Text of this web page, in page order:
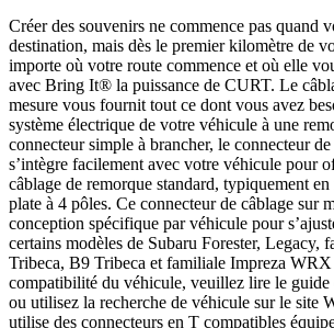
Créer des souvenirs ne commence pas quand
destination, mais dès le premier kilomètre de
importe où votre route commence et où elle
avec Bring It® la puissance de CURT. Le
mesure vous fournit tout ce dont vous avez
système électrique de votre véhicule à une
connecteur simple à brancher, le connecteur
s’intègre facilement avec votre véhicule pour
câblage de remorque standard, typiquement
plate à 4 pôles. Ce connecteur de câblage sur
conception spécifique par véhicule pour
certains modèles de Subaru Forester, Legacy,
Tribeca, B9 Tribeca et familiale Impreza
compatibilité du véhicule, veuillez lire le
ou utilisez la recherche de véhicule sur le site
utilise des connecteurs en T compatibles